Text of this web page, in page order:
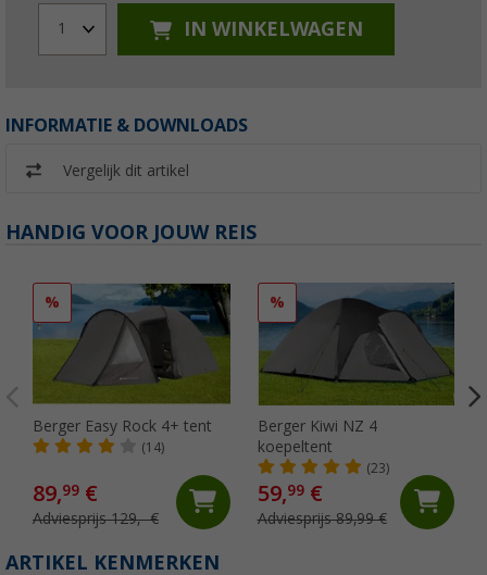
1 IN WINKELWAGEN
INFORMATIE & DOWNLOADS
Vergelijk dit artikel
HANDIG VOOR JOUW REIS
%
Berger Easy Rock 4+ tent
(14)
89,99 €
Adviesprijs 129,- €
%
Berger Kiwi NZ 4
koepeltent
(23)
59,99€
Adviesprijs 89,99 €
ARTIKEL KENMERKEN